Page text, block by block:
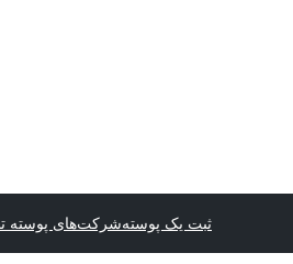
ثبت یک پوستهشرکت‌های پوسته